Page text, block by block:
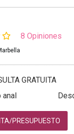
8 Opiniones
GRATUITA
anal
PRESUPUESTO